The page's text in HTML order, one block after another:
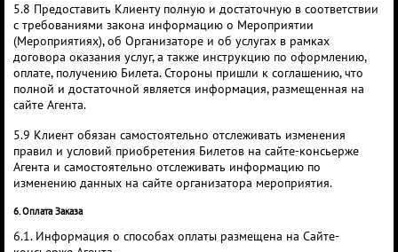
5.8 Предоставить Клиенту полную и достаточную в соответствии
с требованиями закона информацию о Мероприятии
(Мероприятиях), об Организаторе и об услугах в рамках
договора оказания услуг, а также инструкцию по оформлению,
оплате, получению Билета. Стороны пришли к соглашению, что
полной и достаточной является информация, размещенная на
сайте Агента.
5.9 Клиент обязан самостоятельно отслеживать изменения
правил и условий приобретения Билетов на сайте-консьерже
Агента и самостоятельно отслеживать информацию по
изменению данных на сайте организатора мероприятия.
6. Оплата Заказа
6.1. Информация о способах оплаты размещена на Сайте-